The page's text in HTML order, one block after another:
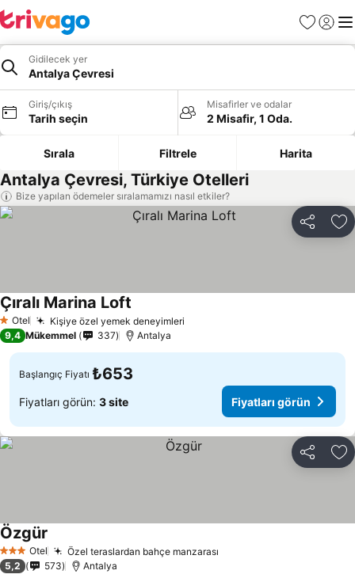
Favoriler
Giriş
Gidilecek yer
Antalya Çevresi
Giriş/çıkış
Tarih seçin
Misafirler ve odalar
2 Misafir, 1 Oda.
Sırala Filtrele Harita
Antalya Çevresi, Türkiye Otelleri
Bize yapılan ödemeler sıralamamızı nasıl etkiler?
Paylaş
1 Yıldız
Otel Kişiye özel yemek deneyimleri
Çıralı Marina Loft
9,4 Mükemmel 337 Antalya
Başlangıç Fiyatı ₺653
Fiyatları görün: 3 site Fiyatları görün
Paylaş
3 YıldızOtel Özel teraslardan bahçe manzarası
Özgür
5,2 573 Antalya